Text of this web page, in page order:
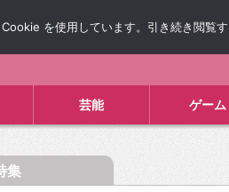
芸能 ゲーム
集
を使用しています。引き続き閲覧